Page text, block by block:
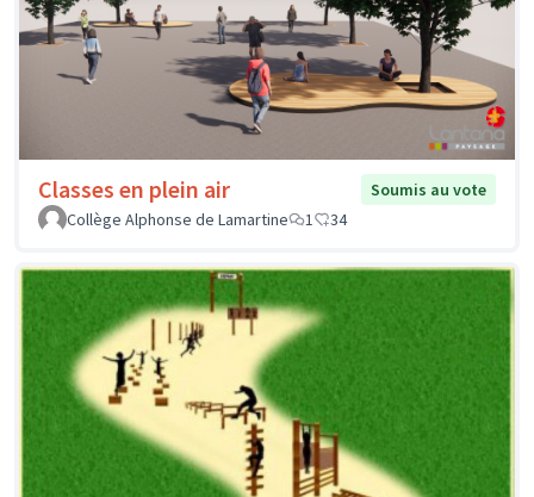
Classes en plein air
Soumis au vote
Collège Alphonse de Lamartine
1 34